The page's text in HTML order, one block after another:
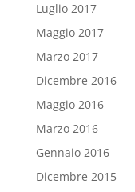
Luglio 2017
Maggio 2017
Marzo 2017
Dicembre 2016
Maggio 2016
Marzo 2016
Gennaio 2016
Dicembre 2015